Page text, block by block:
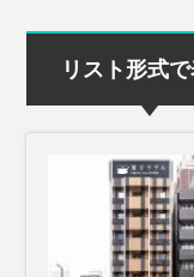
リスト形式